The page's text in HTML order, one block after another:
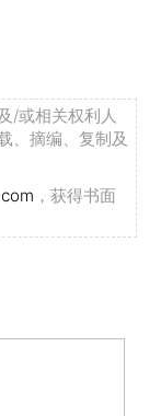
/或相关权利人
、摘编、复制及
，获得书面